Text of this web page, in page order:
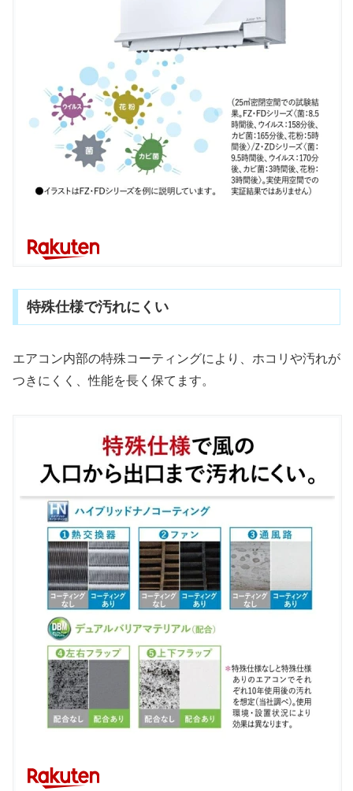
特殊仕様で汚れにくい
エアコン内部の特殊コーティングにより、ホコリや汚れが
つきにくく、性能を長く保てます。